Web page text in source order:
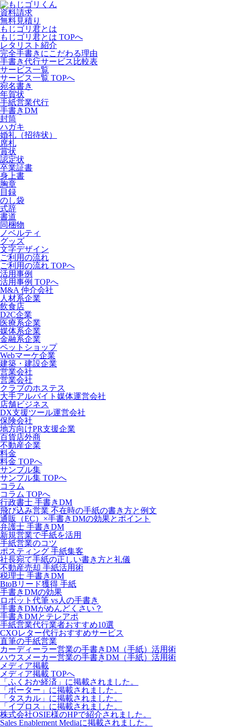
資料請求
無料見積り
もじゴリ君とは
もじゴリ君とは TOPへ
レタリスト紹介
完全手書きにこだわる理由
手書き代行サービス比較表
サービス一覧
サービス一覧 TOPへ
宛名書き
年賀状
手紙営業代行
手書きDM
封筒
ハガキ
婚礼（招待状）
席札
賞状
認定状
卒業証書
身上書
胸章
目録
のし袋
式辞
書道
同梱物
ノベルティ
グッズ
文字デザイン
ご利用の流れ
ご利用の流れ TOPへ
活用事例
活用事例 TOPへ
M&A 仲介会社
人材系企業
飲食店
D2C企業
医療系企業
媒体系企業
金融系企業
ペットショップ
Webマーケ企業
建築・建設企業
営業会社
営業会社
クラブのホステス
大手アルバイト媒体運営会社
店舗ビジネス
DX支援ツール運営会社
保険会社
地方向けPR支援企業
百貨店外商
不動産企業
料金
料金 TOPへ
サンプル集
サンプル集 TOPへ
コラム
コラム TOPへ
行政書士 手書きDM
飛び込み営業 不在時の手紙の書き方と例文
通販（EC）×手書きDMの効果とポイント
弁護士 手書きDM
新規営業で手紙を活用
手紙営業のコツ
ポスティング 手紙集客
社長宛て手紙の正しい書き方と礼儀
不動産売却 手紙活用術
税理士 手書きDM
BtoBリード獲得 手紙
手書きDMの効果
ロボット代筆 vs人の手書き
手書きDMがめんどくさい？
手書きDMとテレアポ
手紙営業代行業者おすすめ10選
CXOレター代行おすすめサービス
直筆の手紙営業
カーディーラー営業の手書きDM（手紙）活用術
ハウスメーカー営業の手書きDM（手紙）活用術
メディア掲載
メディア掲載 TOPへ
「ふくおか経済」に掲載されました。
「ボーター」に掲載されました。
「タスカル」に掲載されました。
「イプロス」に掲載されました。
株式会社OSIE様のHPで紹介されました。
Sales Enablement Mediaに掲載されました。